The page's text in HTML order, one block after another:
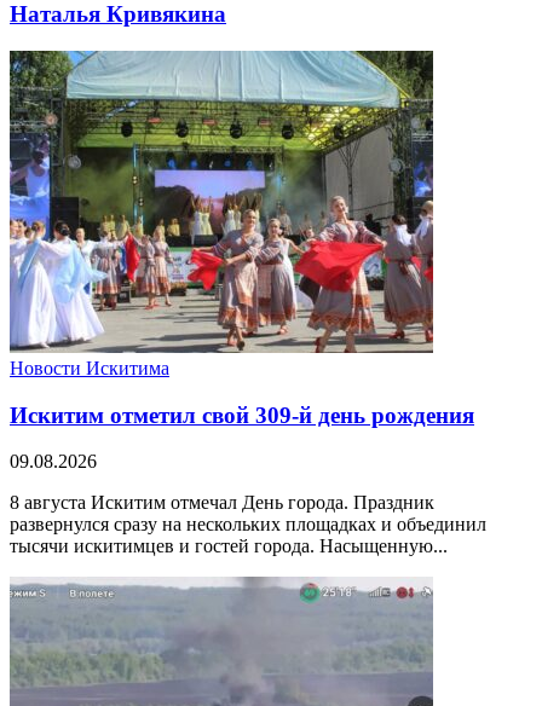
Наталья Кривякина
Новости Искитима
Искитим отметил свой 309-й день рождения
09.08.2026
8 августа Искитим отмечал День города. Праздник
развернулся сразу на нескольких площадках и объединил
тысячи искитимцев и гостей города. Насыщенную...